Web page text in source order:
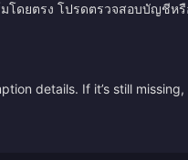
ดยตรง โปรดตรวจสอบบัญชีห
details. If it’s still